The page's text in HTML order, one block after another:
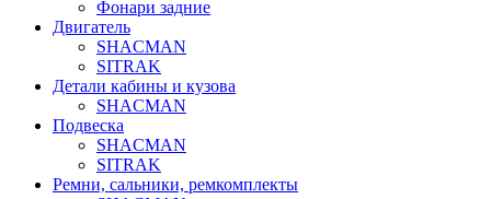
Фонари задние
Двигатель
SHACMAN
SITRAK
Детали кабины и кузова
SHACMAN
Подвеска
SHACMAN
SITRAK
Ремни, сальники, ремкомплекты